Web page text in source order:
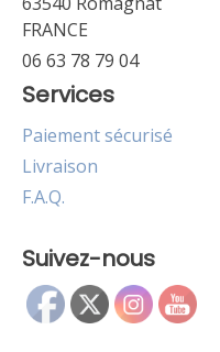
FRANCE
06 63 78 79 04
Services
Paiement sécurisé
Livraison
F.A.Q.
Suivez-nous